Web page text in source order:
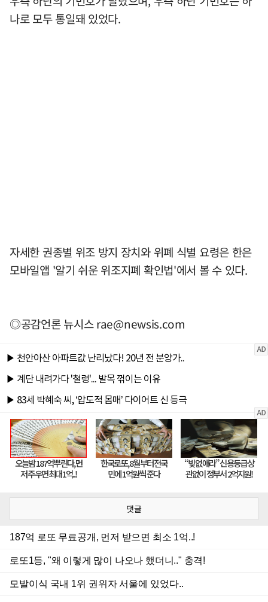
나로 모두 통일돼 있었다.
자세한 권종별 위조 방지 장치와 위폐 식별 요령은 한은
모바일앱 '알기 쉬운 위조지폐 확인법'에서 볼 수 있다.
◎공감언론 뉴시스rae@newsis.com
댓글